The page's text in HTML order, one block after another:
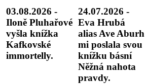
03.08.2026 -
Iloně Pluhařové
vyšla knížka
Kafkovské
immortelly.
24.07.2026 -
Eva Hrubá
alias Ave Aburh
mi poslala svou
knížku básní
Něžná nahota
pravdy.